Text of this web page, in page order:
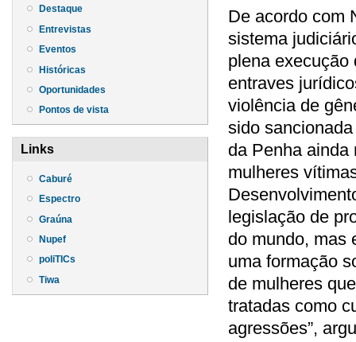
Destaque
Entrevistas
Eventos
Históricas
Oportunidades
Pontos de vista
Links
Caburé
Espectro
Graúna
Nupef
poliTICs
Tiwa
De acordo com
sistema
plena execução
entraves
violência de
sido
da Penha ainda
mulheres
legislação de
do mundo, mas
uma formação
de mulheres
tratadas como
agressões”,